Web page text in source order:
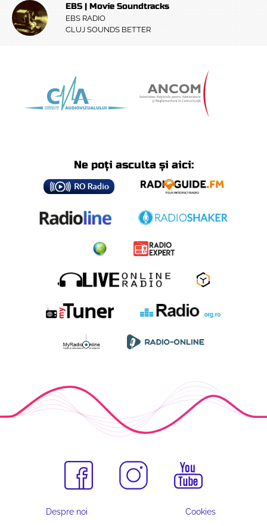
EBS | Movie Soundtracks
EBS RADIO
CLUJ SOUNDS BETTER
Ne poți asculta și aici:
Despre noi
Cookies